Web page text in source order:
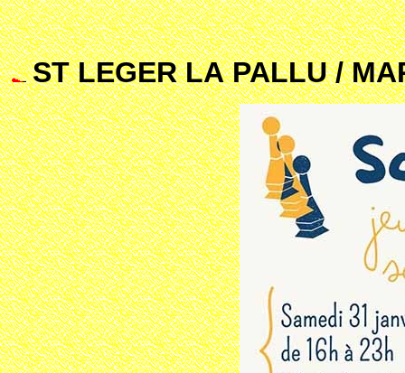
ST LEGER LA PALLU /